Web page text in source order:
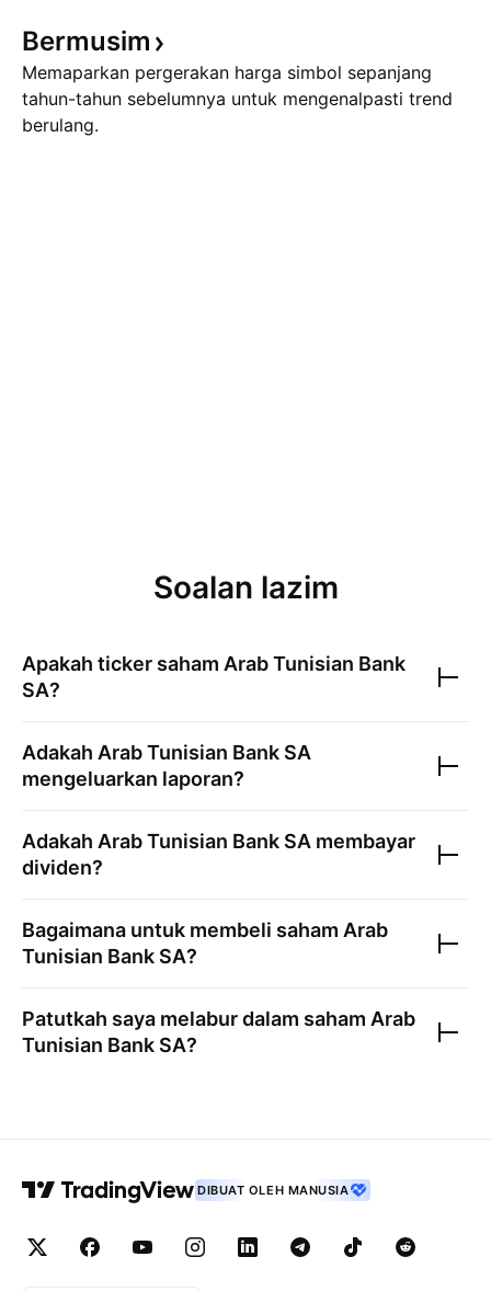
Bermusim
Memaparkan pergerakan harga simbol sepanjang
tahun-tahun sebelumnya untuk mengenalpasti trend
berulang.
Soalan lazim
Apakah ticker saham Arab Tunisian Bank
SA?
Adakah Arab Tunisian Bank SA
mengeluarkan laporan?
Adakah Arab Tunisian Bank SA membayar
dividen?
Bagaimana untuk membeli saham Arab
Tunisian Bank SA?
Patutkah saya melabur dalam saham Arab
Tunisian Bank SA?
DIBUAT OLEH MANUSIA